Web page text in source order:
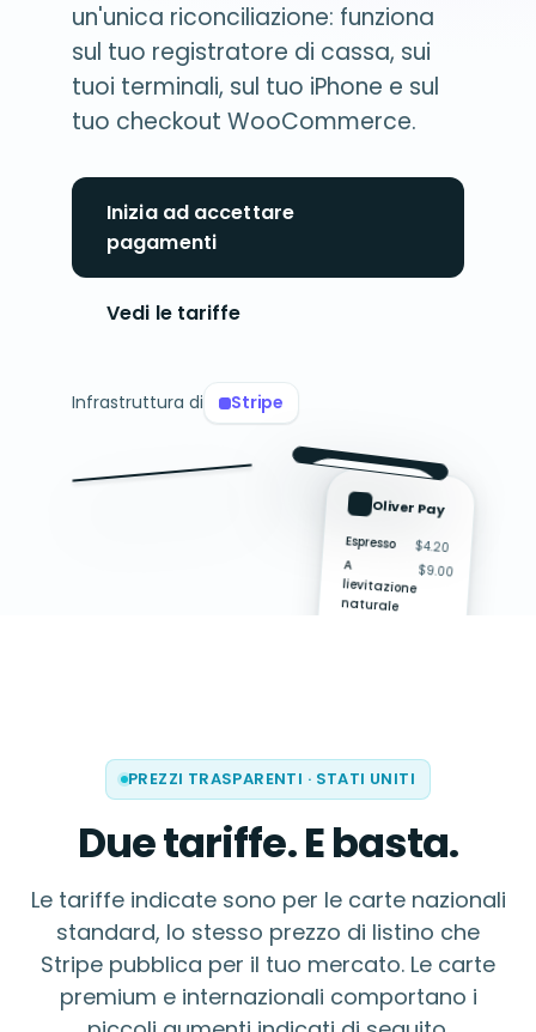
un'unica riconciliazione: funziona
sul tuo registratore di cassa, sui
tuoi terminali, sul tuo iPhone e sul
tuo checkout WooCommerce.
Inizia ad accettare
pagamenti
Vedi le tariffe
Infrastruttura di Stripe
IMPORTO DOVUTO
Oliver Pay
Espresso $4.20
A
lievitazione
naturale
$9.00
Pagato ·
Visa
··4821
OLIVER PAY
$48.20
Tap to Pay on
superiore
Annulla
PREZZI TRASPARENTI · STATI UNITI
Due tariffe. E basta.
Le tariffe indicate sono per le carte nazionali
standard, lo stesso prezzo di listino che
Stripe pubblica per il tuo mercato. Le carte
premium e internazionali comportano i